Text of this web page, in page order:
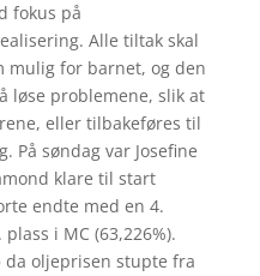
fokus på
Alle tiltak skal
mulig for barnet, og den
løse problemene, slik at
eller tilbakeføres til
På søndag var Josefine
klare til start
endte med en 4.
i MC (63,226%).
da oljeprisen stupte fra